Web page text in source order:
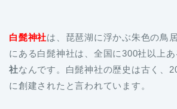
白髭神社は、琵琶湖に浮かぶ朱色の鳥
にある白髭神社は、全国に300社以上
社なんです。白髭神社の歴史は古く、
に創建されたと言われています。